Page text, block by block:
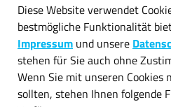
Diese Website verwendet
bestmögliche Funktionalität
Impressum und unsere
stehen für Sie auch ohne
Wenn Sie mit unseren Cookies
sollten, stehen Ihnen folgende